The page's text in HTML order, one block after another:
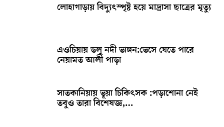
লোহাগাড়ায় বিদ্যুৎস্পৃষ্ট হয়ে মাদ্রাসা ছাত্রের মৃত্যু
এওচিয়ায় ডলু নদী ভাঙ্গন:ভেসে যেতে পারে
নেয়ামত আলী পাড়া
সাতকানিয়ায় ভূয়া চিকিৎসক :পড়াশোনা নেই
তবুও তারা বিশেষজ্ঞ,…